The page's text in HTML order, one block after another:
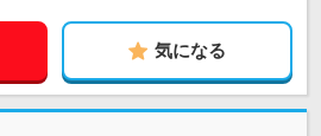
気になる